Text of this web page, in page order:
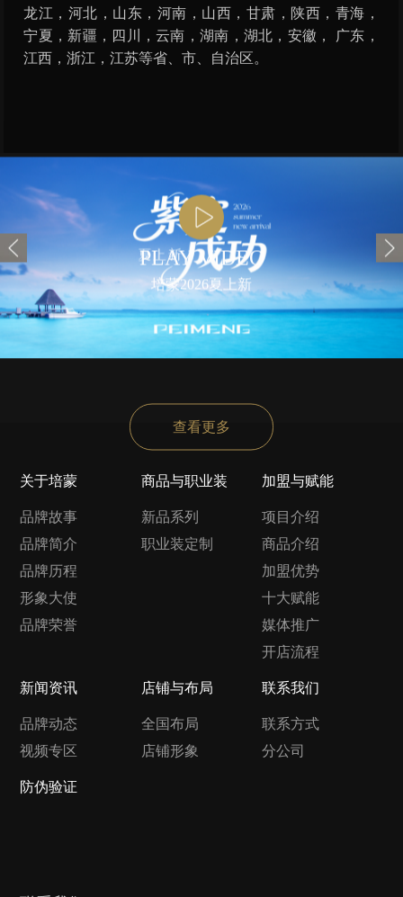
龙江，河北，山东，河南，山西，甘肃，陕西，青海，
宁夏，新疆，四川，云南，湖南，湖北，安徽， 广东，
江西，浙江，江苏等省、市、自治区。
PLAY VIDEO
培蒙2026夏上新
查看更多
关于培蒙
品牌故事
品牌简介
品牌历程
形象大使
品牌荣誉
商品与职业装
新品系列
职业装定制
加盟与赋能
项目介绍
商品介绍
加盟优势
十大赋能
媒体推广
开店流程
新闻资讯
品牌动态
视频专区
店铺与布局
全国布局
店铺形象
联系我们
联系方式
分公司
防伪验证